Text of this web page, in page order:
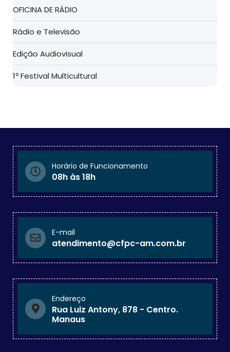
OFICINA DE RÁDIO
Rádio e Televisão
Edição Audiovisual
1º Festival Multicultural
Horário de Funcionamento
08h às 18h
E-mail
atendimento@cfpc-am.com.br
Endereço
Rua Luiz Antony, 878 - Centro.
Manaus